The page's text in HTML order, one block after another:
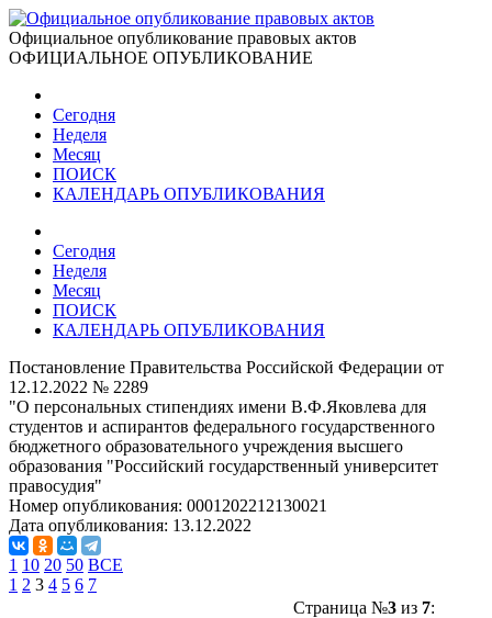
Официальное опубликование правовых актов
ОФИЦИАЛЬНОЕ ОПУБЛИКОВАНИЕ
Сегодня
Неделя
Месяц
ПОИСК
КАЛЕНДАРЬ ОПУБЛИКОВАНИЯ
Сегодня
Неделя
Месяц
ПОИСК
КАЛЕНДАРЬ ОПУБЛИКОВАНИЯ
Постановление Правительства Российской Федерации от
12.12.2022 № 2289
"О персональных стипендиях имени В.Ф.Яковлева для
студентов и аспирантов федерального государственного
бюджетного образовательного учреждения высшего
образования "Российский государственный университет
правосудия"
Номер опубликования: 0001202212130021
Дата опубликования: 13.12.2022
1 10 20 50 ВСЕ
1 2 3 4 5 6 7
Страница №3из 7: